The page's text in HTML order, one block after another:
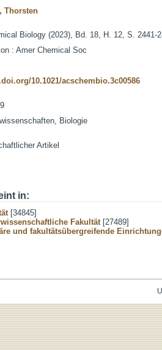
Thorsten
Biology (2023), Bd. 18, H. 12, S. 2441-
: Amer Chemical Soc
10.1021/acschembio.3c00586
Biologie
Artikel
in:
[34845]
Fakultät[27489]
und fakultätsübergreifende